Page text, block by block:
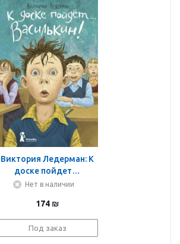
Виктория Ледерман: К
доске пойдет…
Василькин! Школьные
Василькина, ученика 3
"А" класса
Нет в наличии
174 ₪
Под заказ